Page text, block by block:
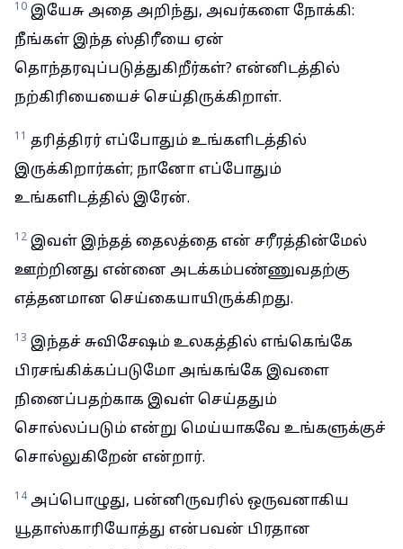
10 இயேசு அதை அறிந்து, அவர்களை நோக்கி:
நீங்கள் இந்த ஸ்திரீயை ஏன்
தொந்தரவுப்படுத்துகிறீர்கள்? என்னிடத்தில்
நற்கிரியையைச் செய்திருக்கிறாள்.
11 தரித்திரர் எப்போதும் உங்களிடத்தில்
இருக்கிறார்கள்; நானோ எப்போதும்
உங்களிடத்தில் இரேன்.
12 இவள் இந்தத் தைலத்தை என் சரீரத்தின்மேல்
ஊற்றினது என்னை அடக்கம்பண்ணுவதற்கு
எத்தனமான செய்கையாயிருக்கிறது.
13 இந்தச் சுவிசேஷம் உலகத்தில் எங்கெங்கே
பிரசங்கிக்கப்படுமோ அங்கங்கே இவளை
நினைப்பதற்காக இவள் செய்ததும்
சொல்லப்படும் என்று மெய்யாகவே உங்களுக்குச்
சொல்லுகிறேன் என்றார்.
14 அப்பொழுது, பன்னிருவரில் ஒருவனாகிய
யூதாஸ்காரியோத்து என்பவன் பிரதான